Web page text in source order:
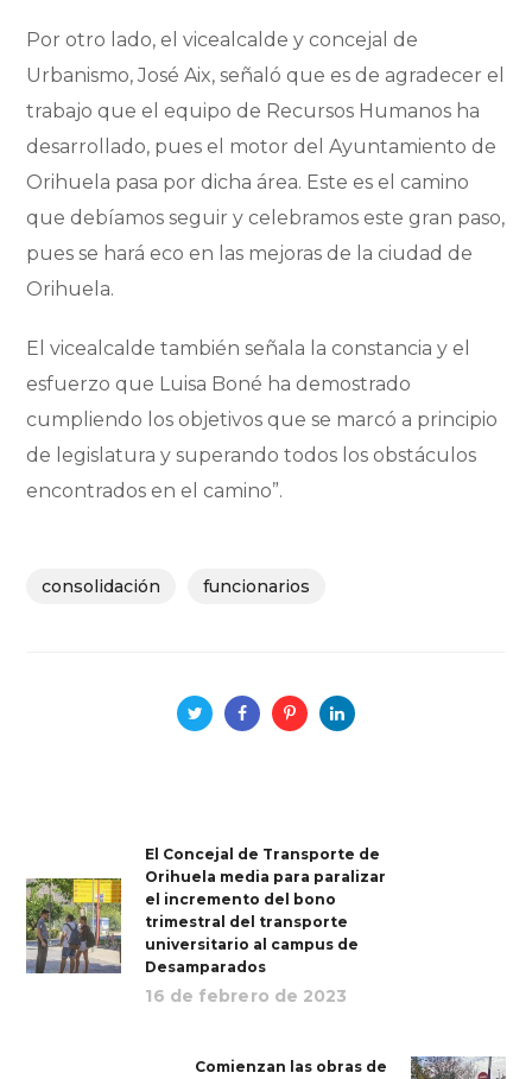
Por otro lado, el vicealcalde y concejal de
Urbanismo, José Aix, señaló que es de agradecer el
trabajo que el equipo de Recursos Humanos ha
desarrollado, pues el motor del Ayuntamiento de
Orihuela pasa por dicha área. Este es el camino
que debíamos seguir y celebramos este gran paso,
pues se hará eco en las mejoras de la ciudad de
Orihuela.
El vicealcalde también señala la constancia y el
esfuerzo que Luisa Boné ha demostrado
cumpliendo los objetivos que se marcó a principio
de legislatura y superando todos los obstáculos
encontrados en el camino”.
consolidación funcionarios
El Concejal de Transporte de
Orihuela media para paralizar
el incremento del bono
trimestral del transporte
universitario al campus de
Desamparados
16 de febrero de 2023
Comienzan las obras de